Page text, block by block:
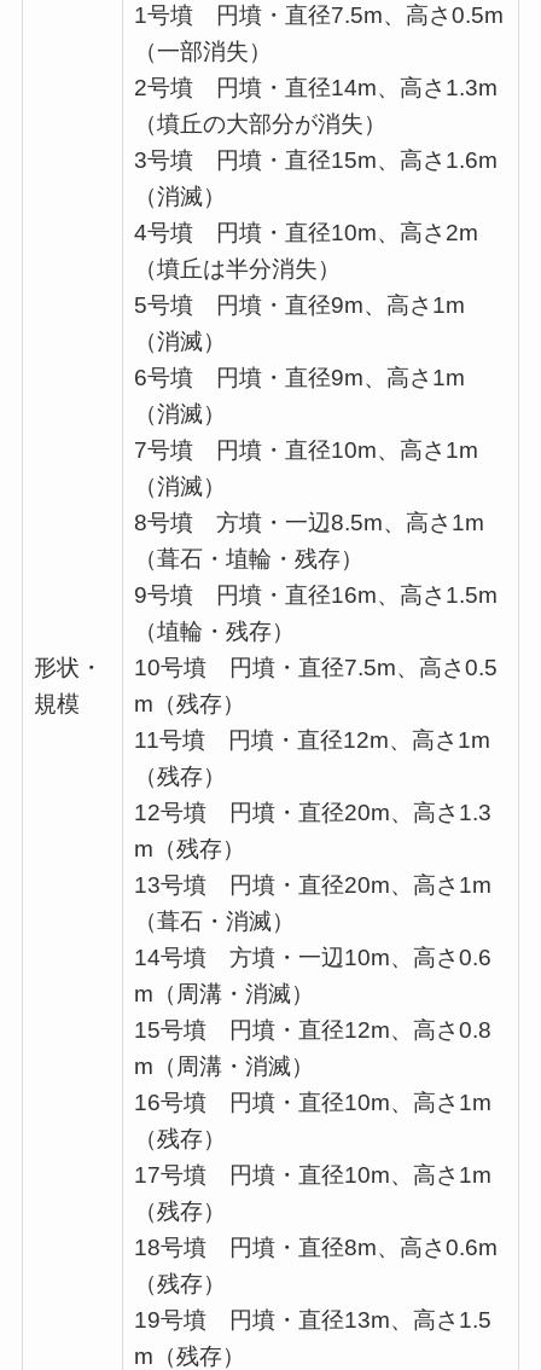
形状・
規模
1号墳 円墳・直径7.5m、高さ0.5m
（一部消失）
2号墳 円墳・直径14m、高さ1.3m
（墳丘の大部分が消失）
3号墳 円墳・直径15m、高さ1.6m
（消滅）
4号墳 円墳・直径10m、高さ2m
（墳丘は半分消失）
5号墳 円墳・直径9m、高さ1m
（消滅）
6号墳 円墳・直径9m、高さ1m
（消滅）
7号墳 円墳・直径10m、高さ1m
（消滅）
8号墳 方墳・一辺8.5m、高さ1m
（葺石・埴輪・残存）
9号墳 円墳・直径16m、高さ1.5m
（埴輪・残存）
10号墳 円墳・直径7.5m、高さ0.5
m（残存）
11号墳 円墳・直径12m、高さ1m
（残存）
12号墳 円墳・直径20m、高さ1.3
m（残存）
13号墳 円墳・直径20m、高さ1m
（葺石・消滅）
14号墳 方墳・一辺10m、高さ0.6
m（周溝・消滅）
15号墳 円墳・直径12m、高さ0.8
m（周溝・消滅）
16号墳 円墳・直径10m、高さ1m
（残存）
17号墳 円墳・直径10m、高さ1m
（残存）
18号墳 円墳・直径8m、高さ0.6m
（残存）
19号墳 円墳・直径13m、高さ1.5
m（残存）